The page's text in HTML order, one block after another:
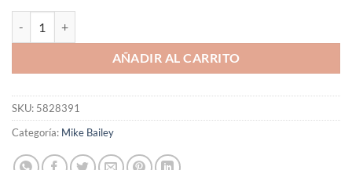
AÑADIR AL CARRITO
SKU: 5828391
Categoría: Mike Bailey